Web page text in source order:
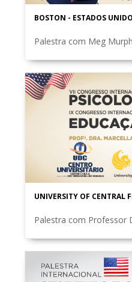
BOSTON - ESTADOS
Palestra com Meg
UNIVERSITY OF CENTRAL
Palestra com Professor